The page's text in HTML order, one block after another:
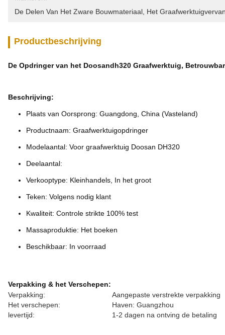
De Delen Van Het Zware Bouwmateriaal Het
Productbeschrijving
De Opdringer van het Doosandh320 Graafwerktuig,
Beschrijving:
Plaats van Oorsprong: Guangdong, China (Vasteland)
Productnaam: Graafwerktuigopdringer
Modelaantal: Voor graafwerktuig Doosan DH320
Deelaantal:
Verkooptype: Kleinhandels, In het groot
Teken: Volgens nodig klant
Kwaliteit: Controle strikte 100% test
Massaproduktie: Het boeken
Beschikbaar: In voorraad
Verpakking & het Verschepen:
Verpakking:
Aangepaste verstrekte verpakking
Het verschepen:
Haven: Guangzhou
levertijd:
1-2 dagen na ontving de betaling